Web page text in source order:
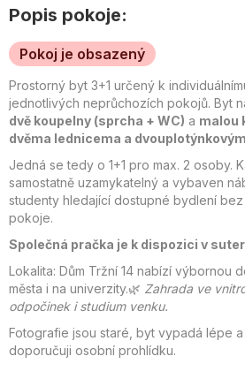
Popis pokoje:
Pokoj je obsazený
Prostorný byt 3+1 určený k
jednotlivých neprůchozích pokojů. Byt
dvě koupelny (sprcha + WC) a malou
dvěma lednicema a
Jedná se tedy o 1+1 pro max. 2 osoby.
samostatně uzamykatelný a vybaven
studenty hledající dostupné bydlení
pokoje.
Společná pračka je k dispozici v
Lokalita: Dům Tržní 14 nabízí výbornou
města i na univerzity.🌿 Zahrada ve
odpočinek i studium venku.
Fotografie jsou staré, byt vypadá lépe
doporučuji osobní prohlídku.